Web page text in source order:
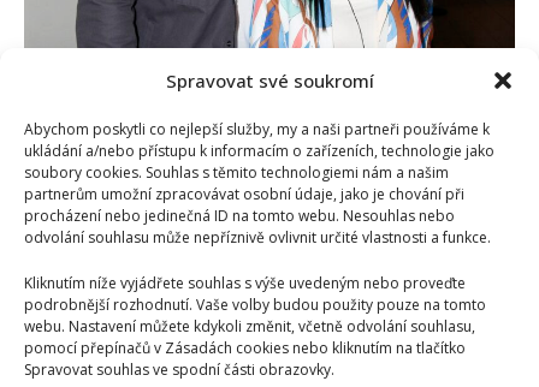
Spravovat své soukromí
Abychom poskytli co nejlepší služby, my a naši partneři používáme k
ukládání a/nebo přístupu k informacím o zařízeních, technologie jako
soubory cookies. Souhlas s těmito technologiemi nám a našim
partnerům umožní zpracovávat osobní údaje, jako je chování při
procházení nebo jedinečná ID na tomto webu. Nesouhlas nebo
odvolání souhlasu může nepříznivě ovlivnit určité vlastnosti a funkce.
Kliknutím níže vyjádřete souhlas s výše uvedeným nebo proveďte
podrobnější rozhodnutí. Vaše volby budou použity pouze na tomto
webu. Nastavení můžete kdykoli změnit, včetně odvolání souhlasu,
pomocí přepínačů v Zásadách cookies nebo kliknutím na tlačítko
Spravovat souhlas ve spodní části obrazovky.
Lucie Bílá a Radek Filipi oslavili deváté výročí
vskutku originálně
Lenka Marousková 31. 10. 2024
Zpěvačka Lucie Bílá a Radek Filipi tvoří pár již
neuvěřitelných devět let. Jejich vztah plný pohody,
VíceRead
more
about
Lucie
Bílá